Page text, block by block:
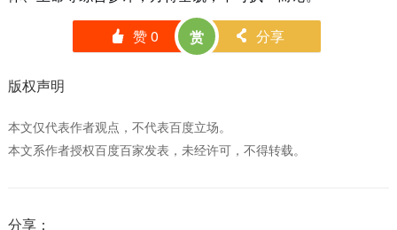
󰄼 赞0 赏 󰄯 分享
版权声明
本文仅代表作者观点，不代表百度立场。
本文系作者授权百度百家发表，未经许可，不得转载。
分享：